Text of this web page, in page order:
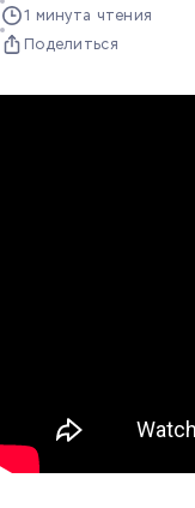
1 минута чтения
Поделиться